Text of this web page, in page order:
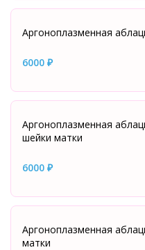
Аргоноплазменная
6000 ₽
Аргоноплазменная
шейки матки
6000 ₽
Аргоноплазменная
матки